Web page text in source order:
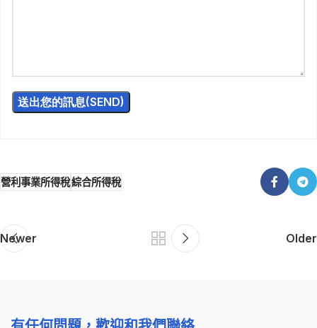
營利事業所得稅綜合所得稅
Newer Older